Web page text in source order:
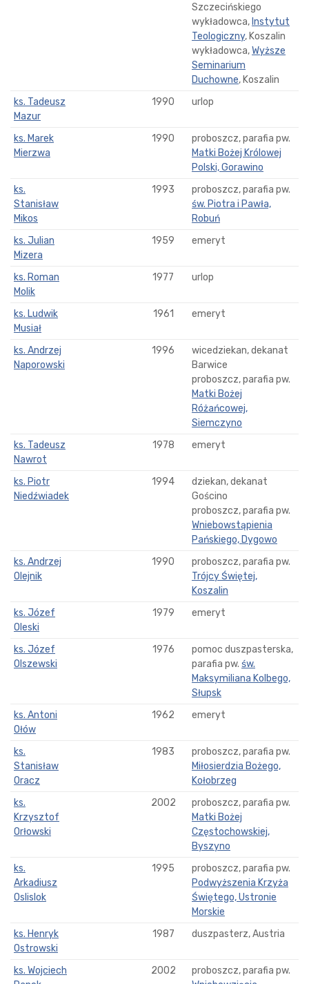
Szczecińskiego
wykładowca, Instytut
Teologiczny, Koszalin
wykładowca,Wyższe
Seminarium
Duchowne, Koszalin
ks. Tadeusz
Mazur
1990 urlop
ks. Marek
Mierzwa
1990
proboszcz, parafia pw.
Matki Bożej Królowej
Polski, Gorawino
ks.
Stanisław
Mikos
1993
proboszcz, parafia pw.
św. Piotra i Pawła,
Robuń
ks. Julian
Mizera
1959 emeryt
ks. Roman
Molik
1977 urlop
ks. Ludwik
Musiał
1961 emeryt
ks. Andrzej
Naporowski
1996
wicedziekan, dekanat
Barwice
proboszcz, parafia pw.
Matki Bożej
Różańcowej,
Siemczyno
ks. Tadeusz
Nawrot
1978 emeryt
ks. Piotr
Niedźwiadek
1994
dziekan, dekanat
Gościno
proboszcz, parafia pw.
Wniebowstąpienia
Pańskiego, Dygowo
ks. Andrzej
Olejnik
1990
proboszcz, parafia pw.
Trójcy Świętej,
Koszalin
ks. Józef
Oleski
1979 emeryt
ks. Józef
Olszewski
1976
pomoc duszpasterska,
parafia pw. św.
Maksymiliana Kolbego,
Słupsk
ks. Antoni
Ołów
1962 emeryt
ks.
Stanisław
Oracz
1983
proboszcz, parafia pw.
Miłosierdzia Bożego,
Kołobrzeg
ks.
Krzysztof
Orłowski
2002
proboszcz, parafia pw.
Matki Bożej
Częstochowskiej,
Byszyno
ks.
Arkadiusz
Oslislok
1995
proboszcz, parafia pw.
Podwyższenia Krzyża
Świętego, Ustronie
Morskie
ks. Henryk
Ostrowski
1987 duszpasterz, Austria
ks. Wojciech
2002
proboszcz, parafia pw.